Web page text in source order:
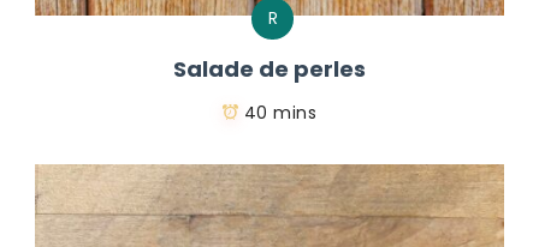
R
Salade de perles
40 mins